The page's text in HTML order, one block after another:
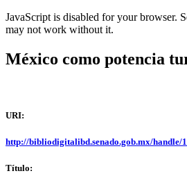
JavaScript is disabled for your browser.
may not work without it.
México como potencia
URI:
http://bibliodigitalibd.senado.gob.mx/handle/
Título: